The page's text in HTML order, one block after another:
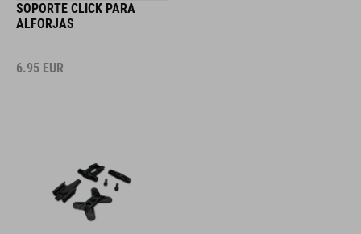
SOPORTE CLICK PARA
ALFORJAS
6.95 EUR